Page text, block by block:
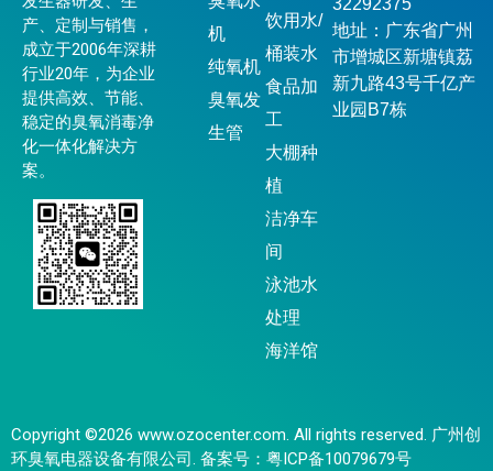
产、定制与销售，
成立于2006年深耕
行业20年，为企业
提供高效、节能、
稳定的臭氧消毒净
化一体化解决方
案。
机
纯氧机
臭氧发
生管
饮用水/
桶装水
食品加
工
大棚种
植
洁净车
间
泳池水
处理
海洋馆
32292375
地址：广东省广州
市增城区新塘镇荔
新九路43号千亿产
业园B7栋
Copyright ©2026 www.ozocenter.com. All rights reserved. 广州创
环臭氧电器设备有限公司. 备案号： 粤ICP备10079679号